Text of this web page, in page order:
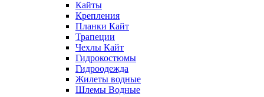
Кайты
Крепления
Планки Кайт
Трапеции
Чехлы Кайт
Гидрокостюмы
Гидроодежда
Жилеты водные
Шлемы Водные